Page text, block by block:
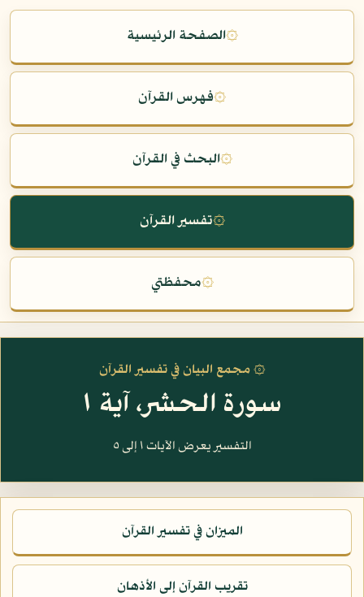
۞الصفحة الرئيسية
۞فهرس القرآن
۞البحث في القرآن
۞تفسير القرآن
۞محفظتي
۞ مجمع البيان في تفسير القرآن
سورة الحشر، آية ١
التفسير يعرض الآيات ١ إلى ٥
الميزان في تفسير القرآن
تقريب القرآن إلى الأذهان